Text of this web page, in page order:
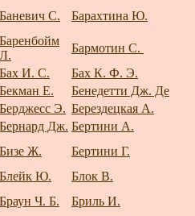
Баневич С.
Барахтина Ю.
Баренбойм
Л.
Бармотин С.
Бах И. С.
Бах К. Ф. Э.
Бекман Е.
Бенедетти Дж. Де
Берджесс Э. Берездецкая А.
Бернард Дж. Бертини А.
Бизе Ж.
Бертини Г.
Блейк Ю.
Блок В.
Браун Ч. Б. Бриль И.